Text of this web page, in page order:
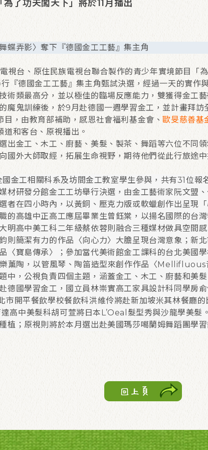
了功夫闖天下」將於11月播出
蝶弄影〉奪下『德國金工工藝』集主角
視台、原住民族電視台聯合製作的青少年實境節目「
『德國金工工藝』集主角甄試決選，經過一天的實作
術類最高分，並以極佳的臨場反應能力，雙獲得金工
魔鬼訓練後，於9月赴德國一週學習金工，並計畫拜訪
，由教育部補助，感恩社會福利基金會、歐旻慈善基
和客台、原視播出。
金工、木工、廚藝、美髮、製茶、舞蹈等六位不同
國外大師取經，拓展生命視野，期待他們從此行旅途
金工相關科系及坊間金工教室學生參與，共有31位報
材研發分館金工工坊舉行決選，由金工藝術家阮文盟
者在四小時內，以黃銅、壓克力版或軟蠟創作出呈現
的高雄中正高工應屆畢業生曾鈺棠，以揚名國際的台
明高中美工科二年級蔡依蓉則融合三種媒材做具空間
則簡潔有力的作品〈向心力〉大膽呈現台灣意象；新
〈寶島傳承〉；參加當代美術館金工課科的台北美國
薰陶，以管風琴、陶笛造型來創作作品〈Mellifluous
中，公視負責四個主題，涵蓋金工、木工、廚藝和美
德國學習金工，國立員林崇實高工家具設計科同學房
開平餐飲學校餐飲科洪維伶將赴新加坡米其林餐廳
高中美髮科胡可萱將日本L’Oeal髮型秀與沙龍學美
植；原視則將於本月選出赴美國瑪莎噶蘭姆舞蹈團學習